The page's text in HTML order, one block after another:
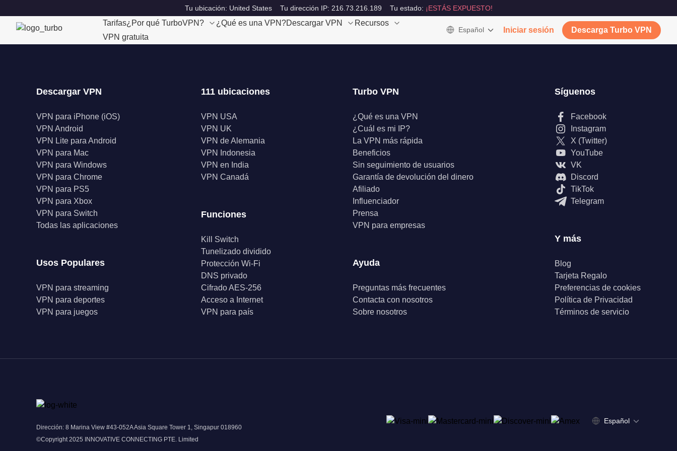
Tu ubicación: United States Tu dirección IP: 216.73.216.189 Tu estado: ¡ESTÁS EXPUESTO!
Tarifas¿Por qué TurboVPN? ¿Qué es una VPN?Descargar VPN
Recursos
VPN gratuita
Español Iniciar sesión Descarga Turbo VPN
Descargar VPN
VPN para iPhone (iOS)
VPN Android
VPN Lite para Android
VPN para Mac
VPN para Windows
VPN para Chrome
VPN para PS5
VPN para Xbox
VPN para Switch
Todas las aplicaciones
Usos Populares
VPN para streaming
VPN para deportes
VPN para juegos
111 ubicaciones
VPN USA
VPN UK
VPN de Alemania
VPN Indonesia
VPN en India
VPN Canadá
Funciones
Kill Switch
Tunelizado dividido
Protección Wi-Fi
DNS privado
Cifrado AES-256
Acceso a Internet
VPN para país
Turbo VPN
¿Qué es una VPN
¿Cuál es mi IP?
La VPN más rápida
Beneficios
Sin seguimiento de usuarios
Garantía de devolución del dinero
Afiliado
Influenciador
Prensa
VPN para empresas
Ayuda
Preguntas más frecuentes
Contacta con nosotros
Sobre nosotros
Síguenos
Facebook
Instagram
X (Twitter)
YouTube
VK
Discord
TikTok
Telegram
Y más
Blog
Tarjeta Regalo
Preferencias de cookies
Política de Privacidad
Términos de servicio
Dirección: 8 Marina View #43-052A Asia Square Tower 1, Singapur 018960
©Copyright 2025 INNOVATIVE CONNECTING PTE. Limited
Español